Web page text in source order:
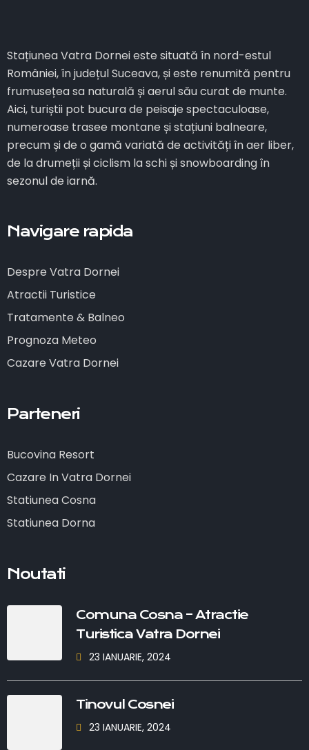
Stațiunea Vatra Dornei este situată în nord-estul
României, în județul Suceava, și este renumită pentru
frumusețea sa naturală și aerul său curat de munte.
Aici, turiștii pot bucura de peisaje spectaculoase,
numeroase trasee montane și stațiuni balneare,
precum și de o gamă variată de activități în aer liber,
de la drumeții și ciclism la schi și snowboarding în
sezonul de iarnă.
Navigare rapida
Despre Vatra Dornei
Atractii Turistice
Tratamente & Balneo
Prognoza Meteo
Cazare Vatra Dornei
Parteneri
Bucovina Resort
Cazare In Vatra Dornei
Statiunea Cosna
Statiunea Dorna
Noutati
Comuna Cosna – Atractie
Turistica Vatra Dornei
23 IANUARIE, 2024
Tinovul Cosnei
23 IANUARIE, 2024